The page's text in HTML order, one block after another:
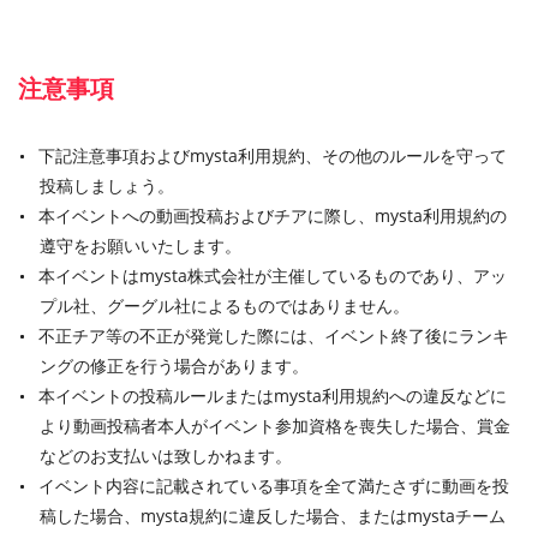
注意事項
下記注意事項およびmysta利用規約、その他のルールを守って
投稿しましょう。
本イベントへの動画投稿およびチアに際し、mysta利用規約の
遵守をお願いいたします。
本イベントはmysta株式会社が主催しているものであり、アッ
プル社、グーグル社によるものではありません。
不正チア等の不正が発覚した際には、イベント終了後にランキ
ングの修正を行う場合があります。
本イベントの投稿ルールまたはmysta利用規約への違反などに
より動画投稿者本人がイベント参加資格を喪失した場合、賞金
などのお支払いは致しかねます。
イベント内容に記載されている事項を全て満たさずに動画を投
稿した場合、mysta規約に違反した場合、またはmystaチーム